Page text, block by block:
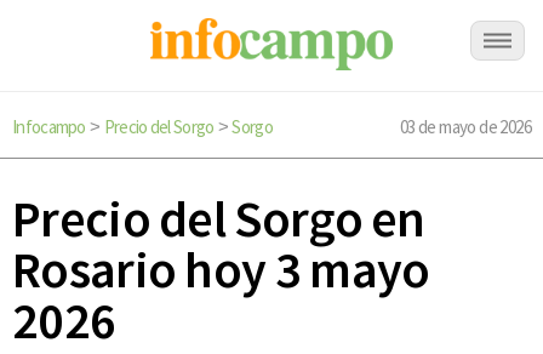
Infocampo > Precio del Sorgo >Sorgo 03 de mayo de 2026
Precio del Sorgo en
Rosario hoy 3 mayo
2026